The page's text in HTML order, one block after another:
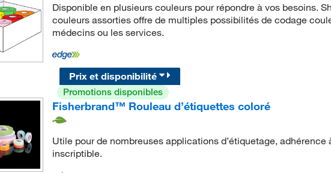
Disponible en plusieurs couleurs pour répondre à vos besoins.
couleurs assorties offre de multiples possibilités de codage
médecins ou les services.
Prix et disponibilité
Promotions disponibles
Fisherbrand™ Rouleau d’étiquettes coloré
Utile pour de nombreuses applications d’étiquetage,
inscriptible.